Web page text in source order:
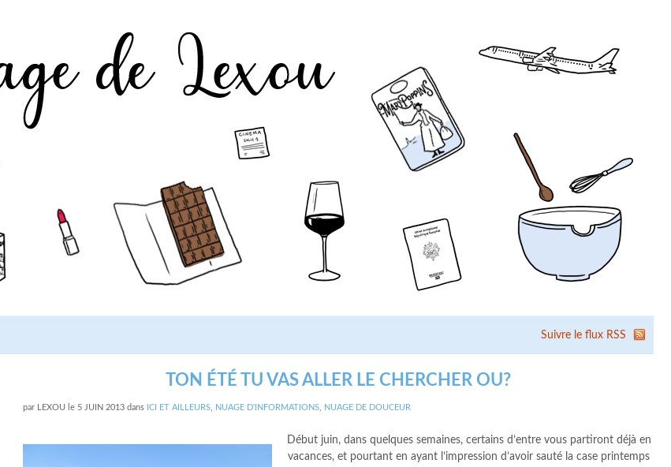
Suivre le flux RSS
TON ÉTÉ TU VAS ALLER LE CHERCHER OU?
par LEXOU le 5 JUIN 2013 dans ICI ET AILLEURS NUAGE D'INFORMATIONS NUAGE DE DOUCEUR
Début juin, dans quelques semaines, certains d’entre vous partiront déjà en
vacances, et pourtant en ayant l’impression d’avoir sauté la case printemps